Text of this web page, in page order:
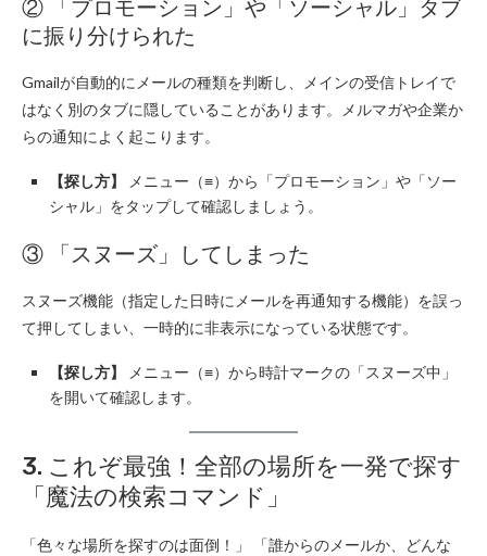
② 「プロモーション」や「ソーシャル」タブ
に振り分けられた
Gmailが自動的にメールの種類を判断し、メインの受信トレイで
はなく別のタブに隠していることがあります。メルマガや企業か
らの通知によく起こります。
【探し方】
メニュー（≡）から「プロモーション」や「ソー
シャル」をタップして確認しましょう。
③ 「スヌーズ」してしまった
スヌーズ機能（指定した日時にメールを再通知する機能）を誤っ
て押してしまい、一時的に非表示になっている状態です。
【探し方】
メニュー（≡）から時計マークの「スヌーズ中」
を開いて確認します。
3. これぞ最強！全部の場所を一発で探す
「魔法の検索コマンド」
「色々な場所を探すのは面倒！」 「誰からのメールか、どんな